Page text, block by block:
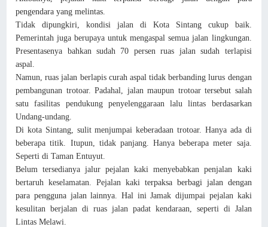
pengendara yang melintas.
Tidak dipungkiri, kondisi jalan di Kota Sintang cukup baik.
Pemerintah juga berupaya untuk mengaspal semua jalan lingkungan.
Presentasenya bahkan sudah 70 persen ruas jalan sudah terlapisi
aspal.
Namun, ruas jalan berlapis curah aspal tidak berbanding lurus dengan
pembangunan trotoar. Padahal, jalan maupun trotoar tersebut salah
satu fasilitas pendukung penyelenggaraan lalu lintas berdasarkan
Undang-undang.
Di kota Sintang, sulit menjumpai keberadaan trotoar. Hanya ada di
beberapa titik. Itupun, tidak panjang. Hanya beberapa meter saja.
Seperti di Taman Entuyut.
Belum tersedianya jalur pejalan kaki menyebabkan penjalan kaki
bertaruh keselamatan. Pejalan kaki terpaksa berbagi jalan dengan
para pengguna jalan lainnya. Hal iniJamak dijumpai pejalan kaki
kesulitan berjalan di ruas jalan padat kendaraan, seperti di Jalan
Lintas Melawi.